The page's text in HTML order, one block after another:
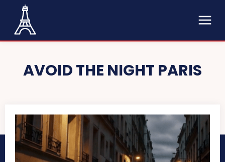
AVOID THE NIGHT PARIS